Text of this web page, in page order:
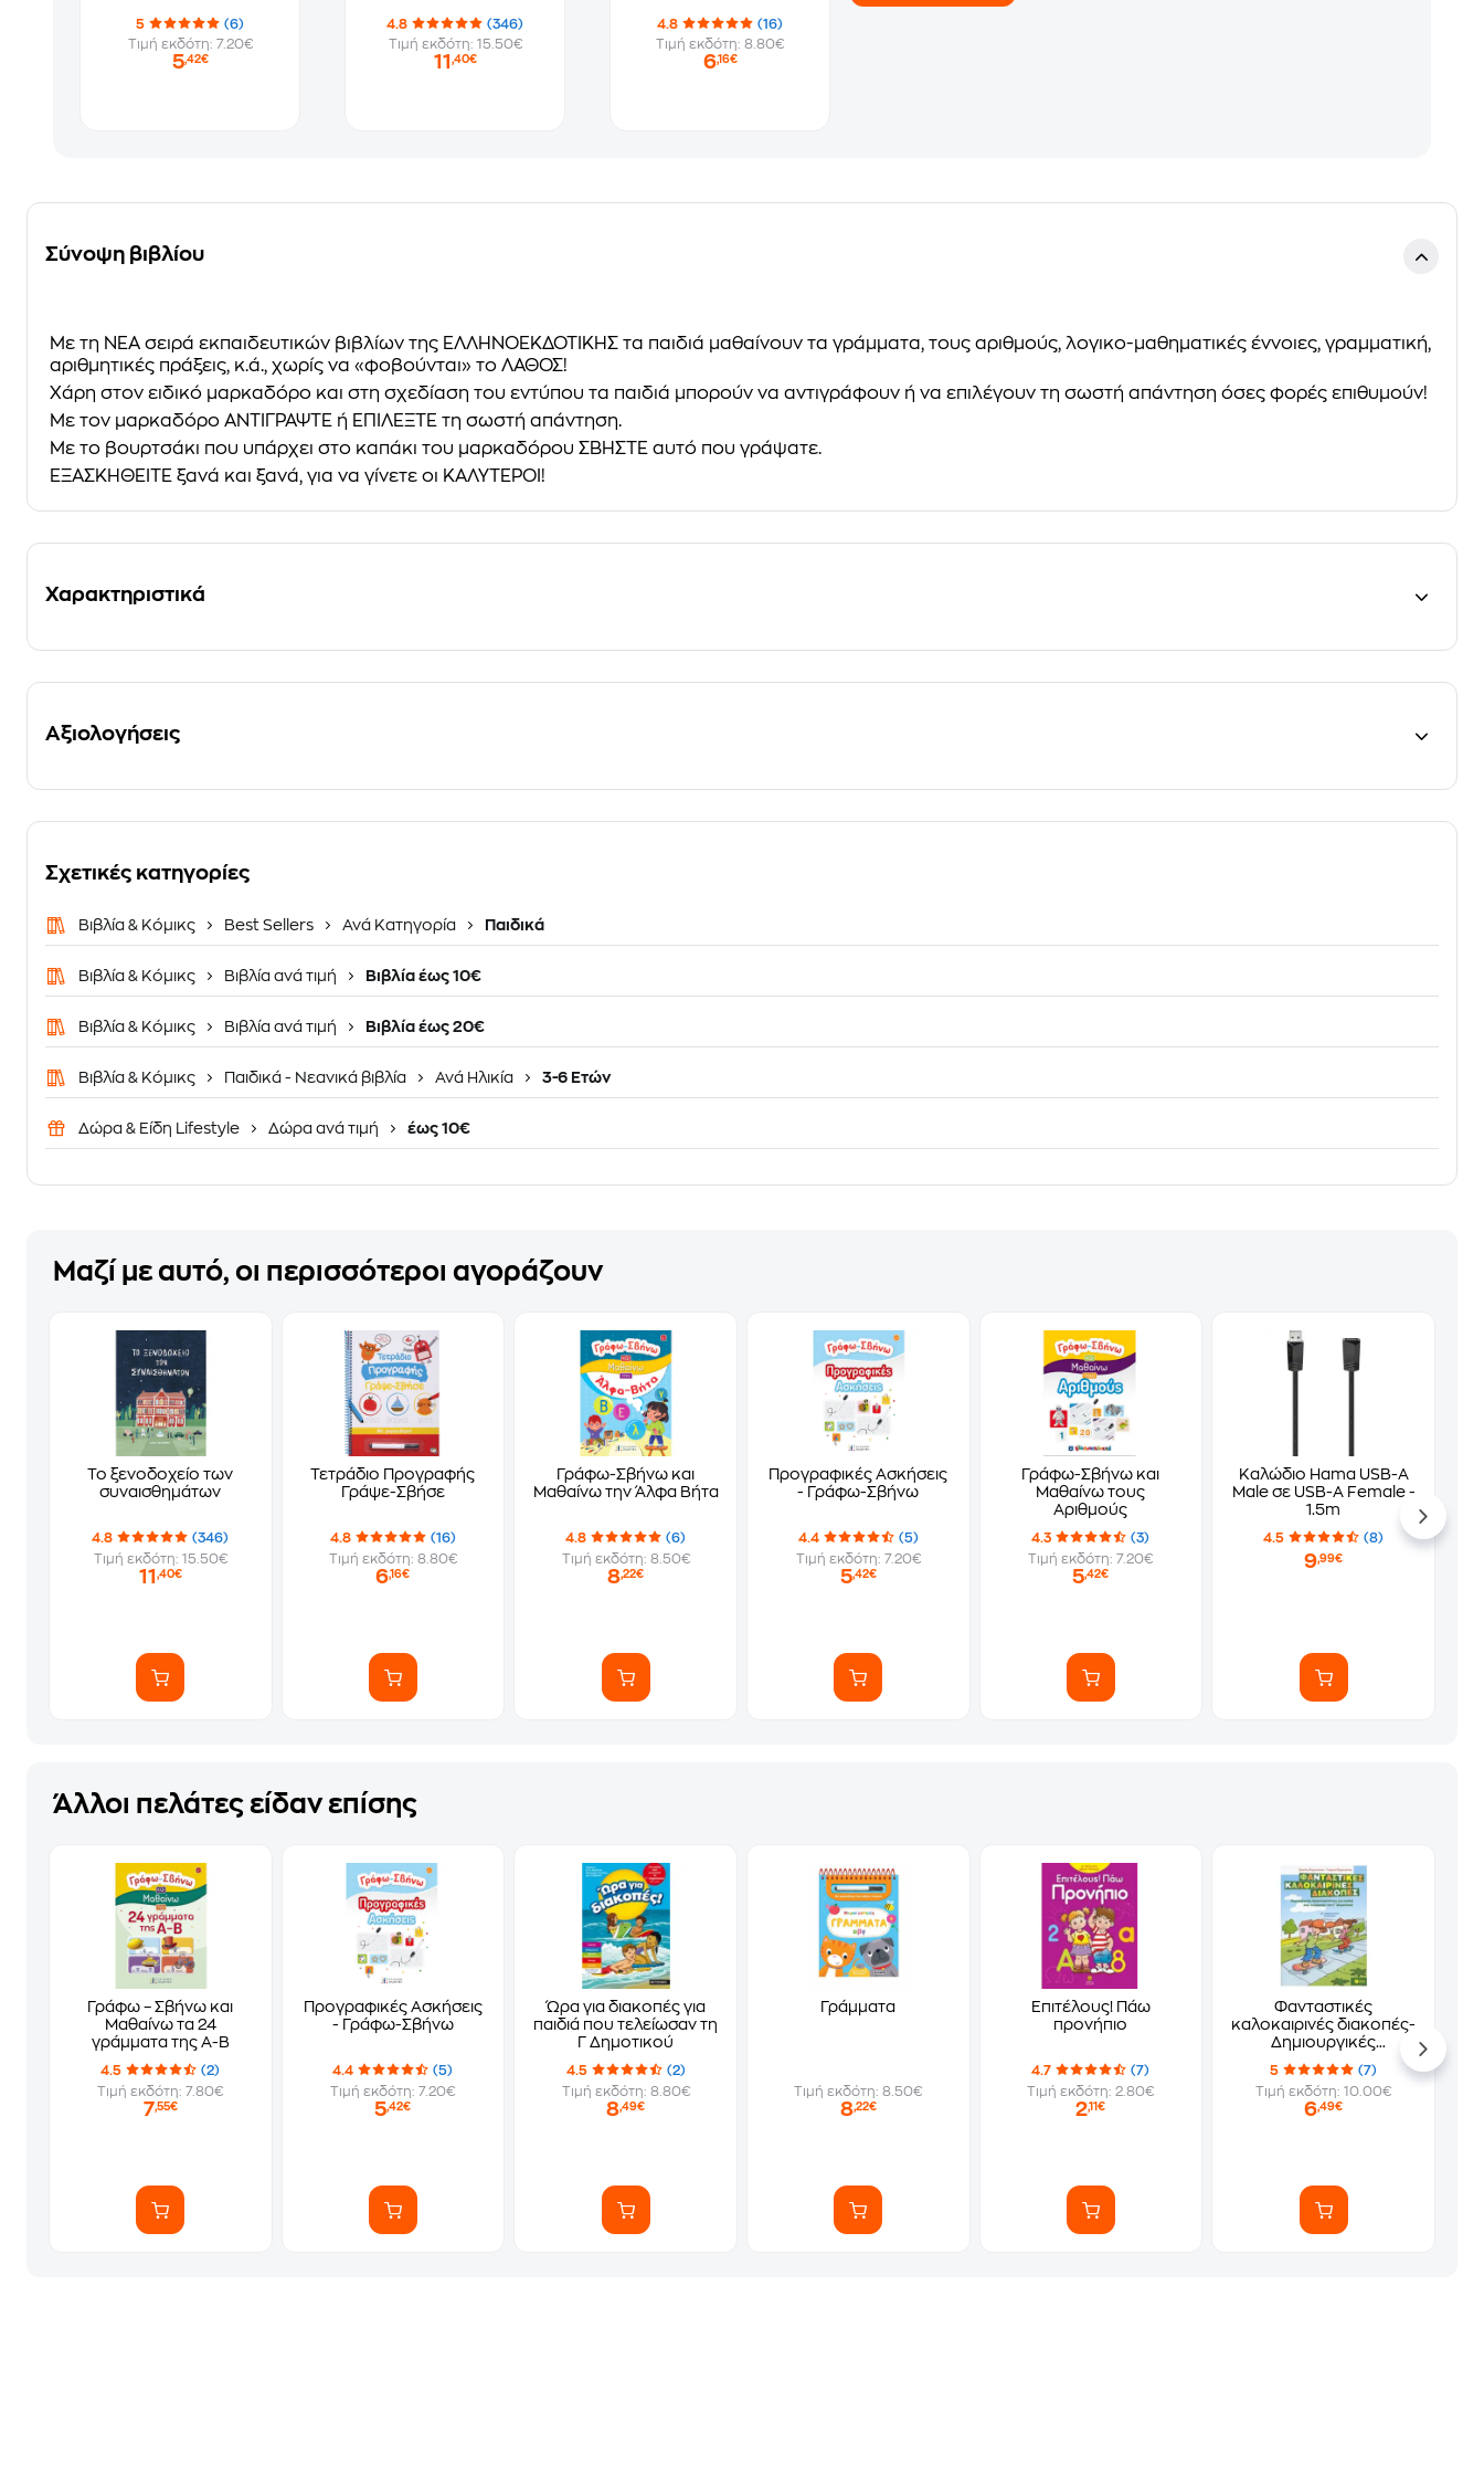
5
(6)
Τιμή εκδότη: 7.20€
5,42€
4.8
(346)
Τιμή εκδότη: 15.50€
11 ,40€
4.8
(16)
Τιμή εκδότη: 8.80€
6,16€
Σύνοψη βιβλίου
Με τη ΝΕΑ σειρά εκπαιδευτικών βιβλίων της ΕΛΛΗΝΟΕΚΔΟΤΙΚΗΣ τα παιδιά μαθαίνουν τα γράμματα, τους αριθμούς, λογικο-μαθηματικές έννοιες, γραμματική,
αριθμητικές πράξεις, κ.ά., χωρίς να «φοβούνται» το ΛΑΘΟΣ!
Χάρη στον ειδικό μαρκαδόρο και στη σχεδίαση του εντύπου τα παιδιά μπορούν να αντιγράφουν ή να επιλέγουν τη σωστή απάντηση όσες φορές επιθυμούν!
Με τον μαρκαδόρο ΑΝΤΙΓΡΑΨΤΕ ή ΕΠΙΛΕΞΤΕ τη σωστή απάντηση.
Με το βουρτσάκι που υπάρχει στο καπάκι του μαρκαδόρου ΣΒΗΣΤΕ αυτό που γράψατε.
ΕΞΑΣΚΗΘΕΙΤΕ ξανά και ξανά, για να γίνετε οι ΚΑΛΥΤΕΡΟΙ!
Χαρακτηριστικά
Αξιολογήσεις
Σχετικές κατηγορίες
Βιβλία & Κόμικς Best Sellers Ανά Κατηγορία Παιδικά
Βιβλία & Κόμικς Βιβλία ανά τιμή Βιβλία έως 10€
Βιβλία & Κόμικς Βιβλία ανά τιμή Βιβλία έως 20€
Βιβλία & Κόμικς Παιδικά - Νεανικά βιβλία Ανά Ηλικία 3-6 Ετών
Δώρα & Είδη Lifestyle Δώρα ανά τιμή έως 10€
Μαζί με αυτό, οι περισσότεροι αγοράζουν
Το ξενοδοχείο των
συναισθημάτων
4.8
(346)
Τιμή εκδότη: 15.50€
11 ,40€
Τετράδιο Προγραφής
Γράψε-Σβήσε
4.8
(16)
Τιμή εκδότη: 8.80€
6,16€
Γράφω-Σβήνω και
Μαθαίνω την Άλφα Βήτα
4.8
(6)
Τιμή εκδότη: 8.50€
8,22€
Προγραφικές Ασκήσεις
- Γράφω-Σβήνω
4.4
(5)
Τιμή εκδότη: 7.20€
5,42€
Γράφω-Σβήνω και
Μαθαίνω τους
Αριθμούς
4.3
(3)
Τιμή εκδότη: 7.20€
5,42€
Καλώδιο Hama USB-A
Male σε USB-A Female -
1.5m
4.5 (8)
9,99€
Άλλοι πελάτες είδαν επίσης
Γράφω – Σβήνω και
Μαθαίνω τα 24
γράμματα της Α-Β
4.5
(2)
Τιμή εκδότη: 7.80€
7,55€
Προγραφικές Ασκήσεις
- Γράφω-Σβήνω
4.4
(5)
Τιμή εκδότη: 7.20€
5,42€
Ώρα για διακοπές για
παιδιά που τελείωσαν τη
Γ Δημοτικού
4.5
(2)
Τιμή εκδότη: 8.80€
8,49€
Γράμματα
Τιμή εκδότη: 8.50€
8,22€
Επιτέλους! Πάω
προνήπιο
4.7
(7)
Τιμή εκδότη: 2.80€
2,11€
Φανταστικές
καλοκαιρινές διακοπές-
Δημιουργικές
δραστηριότητες για
παιδιά που τελείωσαν
την Γ' δημοτικού
5
(7)
Τιμή εκδότη: 10.00€
6,49€